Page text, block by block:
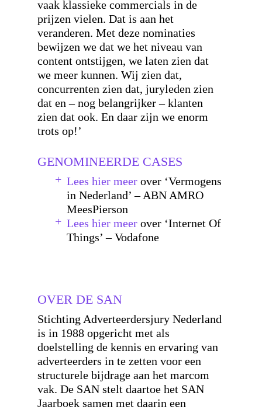
vaak klassieke commercials in de
prijzen vielen. Dat is aan het
veranderen. Met deze nominaties
bewijzen we dat we het niveau van
content ontstijgen, we laten zien dat
we meer kunnen. Wij zien dat,
concurrenten zien dat, juryleden zien
dat en – nog belangrijker – klanten
zien dat ook. En daar zijn we enorm
trots op!’
GENOMINEERDE CASES
Lees hier meer over ‘Vermogens
in Nederland’ – ABN AMRO
MeesPierson
Lees hier meer over ‘Internet Of
Things’ – Vodafone
OVER DE SAN
Stichting Adverteerdersjury Nederland
is in 1988 opgericht met als
doelstelling de kennis en ervaring van
adverteerders in te zetten voor een
structurele bijdrage aan het marcom
vak. De SAN stelt daartoe het SAN
Jaarboek samen met daarin een